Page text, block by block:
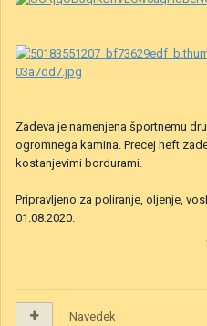
Zadeva je namenjena športnemu
ogromnega kamina. Precej heft
kostanjevimi bordurami.
Pripravljeno za poliranje, oljenje,
01.08.2020.
Navedek